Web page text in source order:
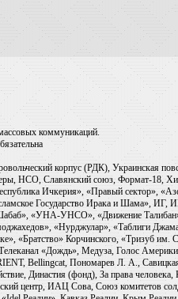
коммуникаций.
корпус (РДК), Украинская
НСО, Славянский союз, Формат-18,
Ичкерия», «Правый сектор»,
Государство Ирака и
«УНА-УНСО», «Движение
«Нурджулар», «Таблиги
Корчинского, «Тризуб им.
«Дождь», Медуза, Голос
Bellingcat, Пономарев Л. А.,
Династия (фонд), За права
центр, ИАЦ Сова, Союз комитетов